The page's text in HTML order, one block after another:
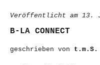
Veröffentlicht am 13.
B-LA CONNECT
geschrieben von t.m.S.